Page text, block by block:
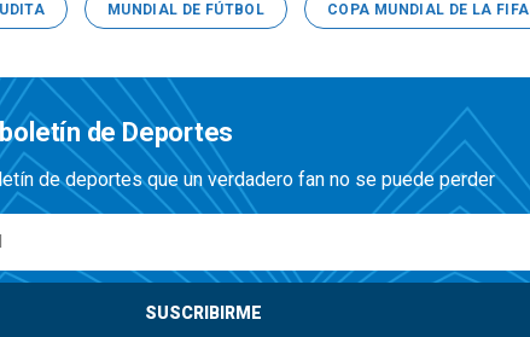
MUNDIAL DE FÚTBOL COPA MUNDIAL DE LA FIFA
de Deportes
de deportes que un verdadero fan no se puede perder
SUSCRIBIRME